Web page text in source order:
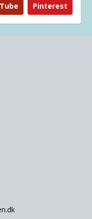
Pinterest